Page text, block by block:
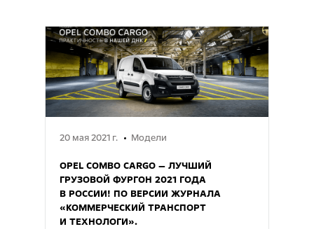
20 мая 2021 г. Модели
OPEL COMBO CARGO — ЛУЧШИЙ
ГРУЗОВОЙ ФУРГОН 2021 ГОДА
В РОССИИ! ПО ВЕРСИИ ЖУРНАЛА
«КОММЕРЧЕСКИЙ ТРАНСПОРТ
И ТЕХНОЛОГИ».